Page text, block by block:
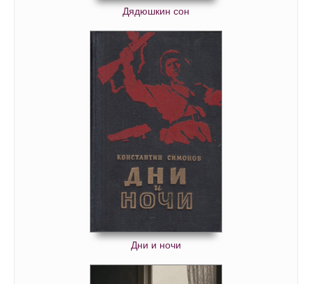
Дядюшкин сон
Дни и ночи